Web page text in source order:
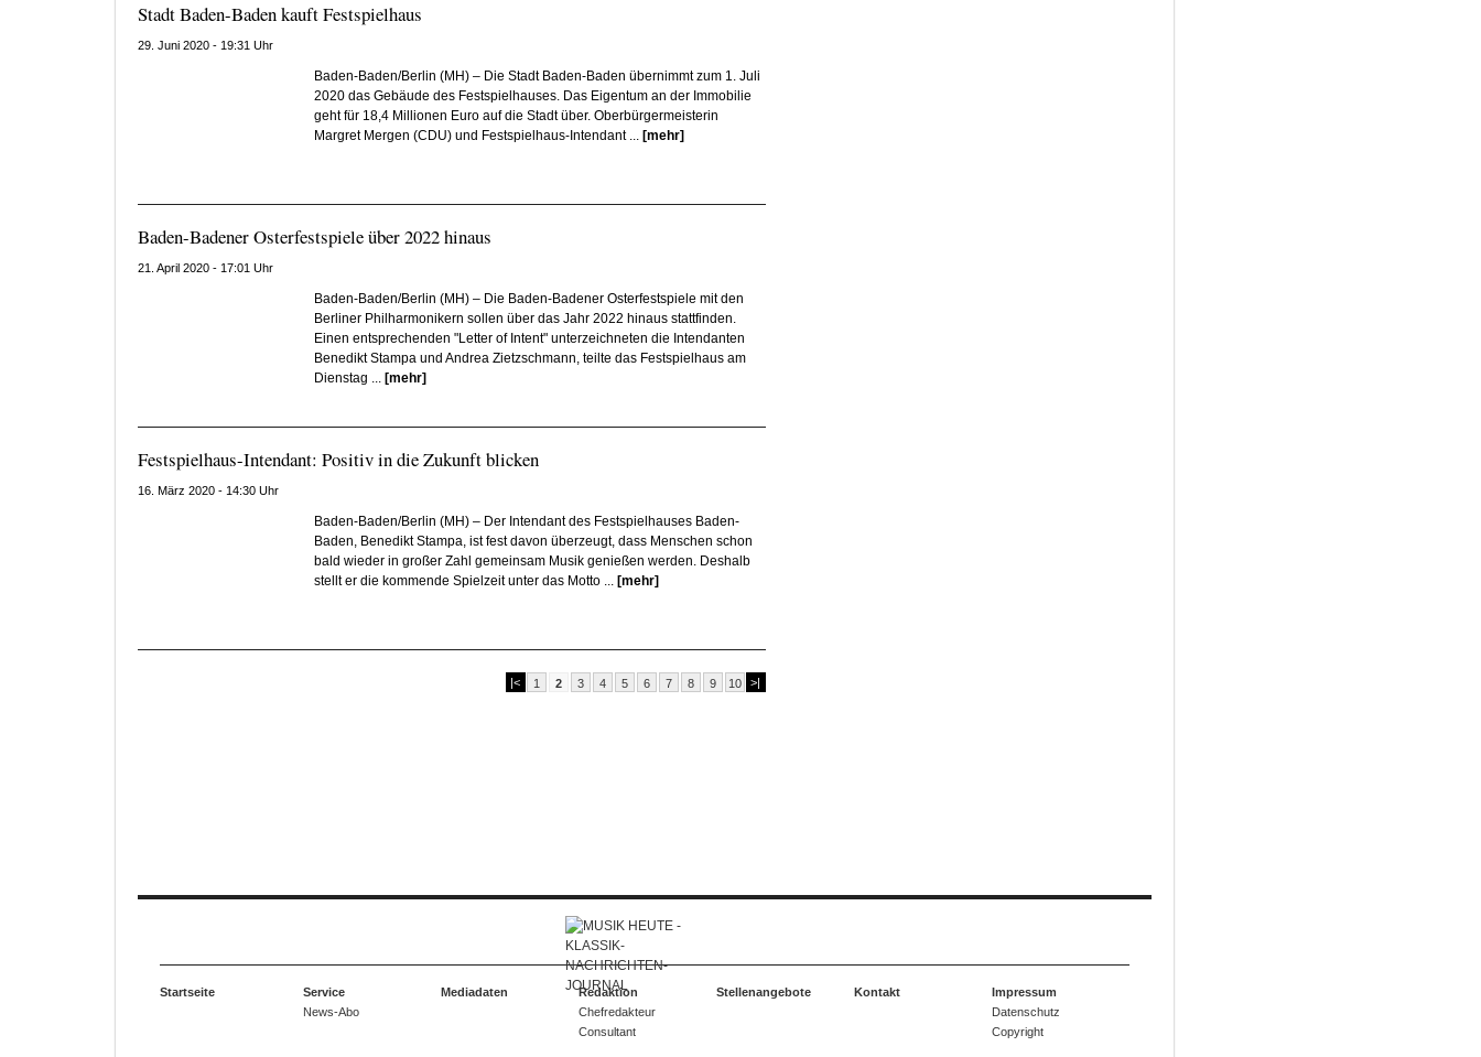
Stadt Baden-Baden kauft Festspielhaus
29. Juni 2020 - 19:31 Uhr
Baden-Baden/Berlin (MH) – Die Stadt Baden-Baden übernimmt zum 1. Juli
2020 das Gebäude des Festspielhauses. Das Eigentum an der Immobilie
geht für 18,4 Millionen Euro auf die Stadt über. Oberbürgermeisterin
Margret Mergen (CDU) und Festspielhaus-Intendant ... [mehr]
Baden-Badener Osterfestspiele über 2022 hinaus
21. April 2020 - 17:01 Uhr
Baden-Baden/Berlin (MH) – Die Baden-Badener Osterfestspiele mit den
Berliner Philharmonikern sollen über das Jahr 2022 hinaus stattfinden.
Einen entsprechenden "Letter of Intent" unterzeichneten die Intendanten
Benedikt Stampa und Andrea Zietzschmann, teilte das Festspielhaus am
Dienstag ... [mehr]
Festspielhaus-Intendant: Positiv in die Zukunft blicken
16. März 2020 - 14:30 Uhr
Baden-Baden/Berlin (MH) – Der Intendant des Festspielhauses Baden-
Baden, Benedikt Stampa, ist fest davon überzeugt, dass Menschen schon
bald wieder in großer Zahl gemeinsam Musik genießen werden. Deshalb
stellt er die kommende Spielzeit unter das Motto ... [mehr]
|< 1 2 3 4 5 6 7 8 9 10 >|
Startseite
Service
News-Abo
Mediadaten
Redaktion
Chefredakteur
Consultant
Stellenangebote Kontakt
Impressum
Datenschutz
Copyright